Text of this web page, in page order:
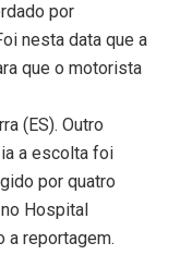
por
nesta data que a
que o motorista
(ES). Outro
a escolta foi
por quatro
Hospital
a reportagem.